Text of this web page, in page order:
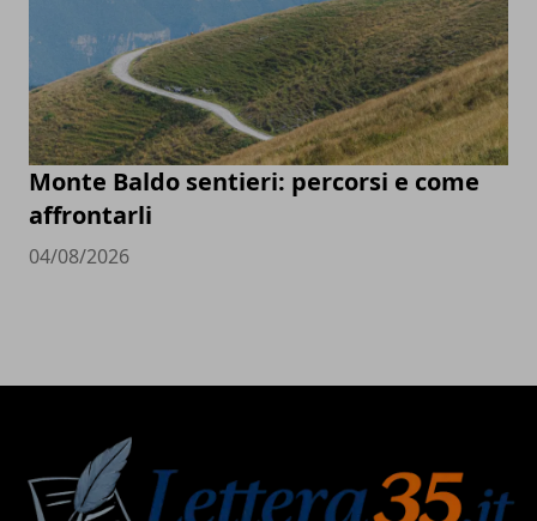
Monte Baldo sentieri: percorsi e come
affrontarli
04/08/2026